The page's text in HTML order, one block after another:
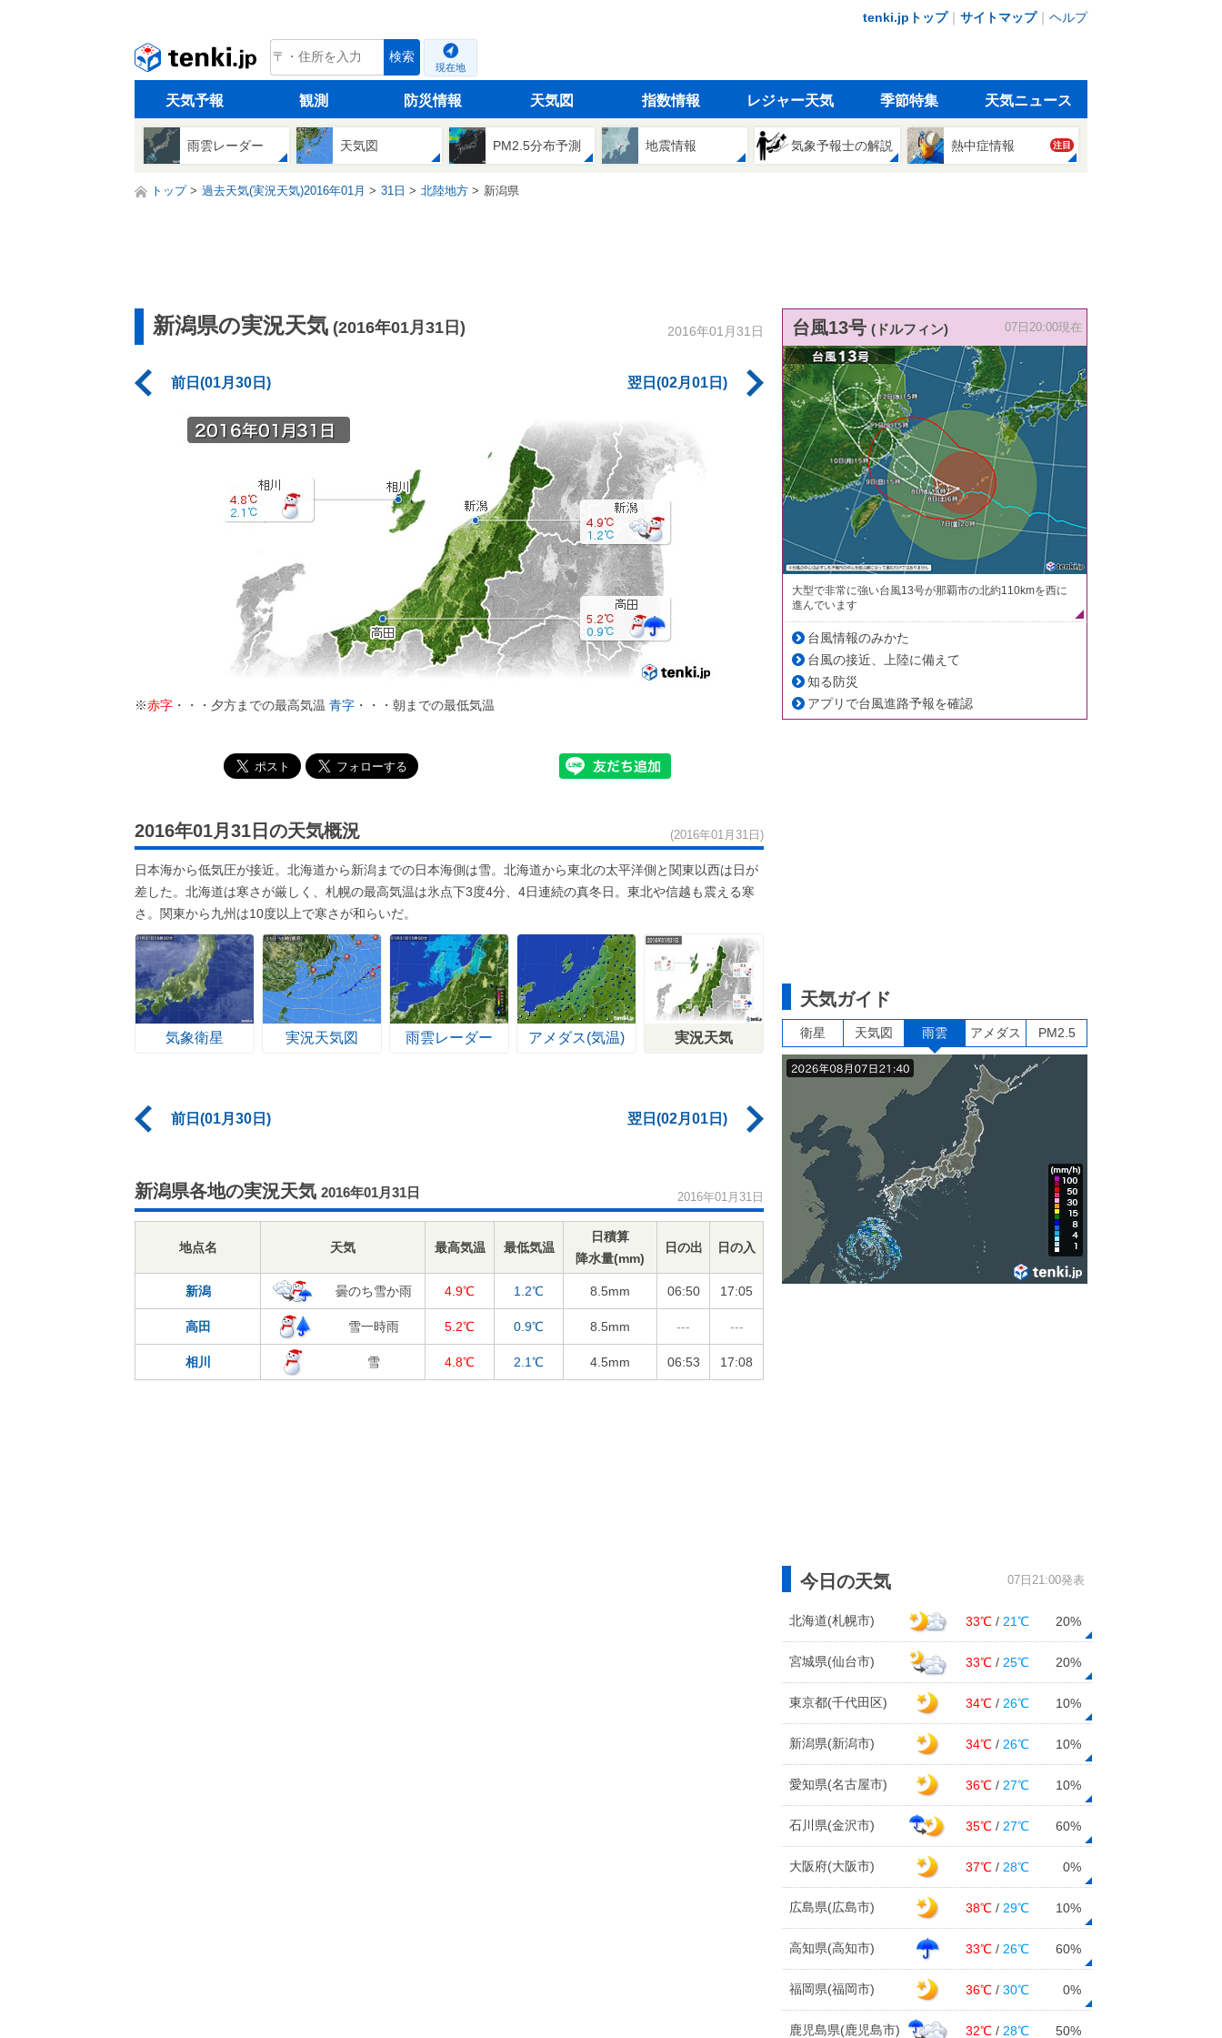
tenki.jpトップ｜ サイトマップ｜ ヘルプ
tenki.jp 検索
現在地
天気予報 観測 防災情報 天気図 指数情報 レジャー天気 季節特集 天気ニュース
雨雲レーダー 天気図 PM2.5分布予測 地震情報 気象予報士の解説 熱中症情報 注目
トップ 過去天気(実況天気)2016年01月 31日 北陸地方 新潟県
新潟県の実況天気 (2016年01月31日) 2016年01月31日
前日(01月30日) 翌日(02月01日)
※赤字 ・・・夕方までの最高気温 青字 ・・・朝までの最低気温
2016年01月31日の天気概況 (2016年01月31日)
日本海から低気圧が接近。北海道から新潟までの日本海側は雪。北海道から東北の太平洋側と関東以西は日が
差した。北海道は寒さが厳しく、札幌の最高気温は氷点下3度4分、4日連続の真冬日。東北や信越も震える寒
さ。関東から九州は10度以上で寒さが和らいだ。
気象衛星 実況天気図 雨雲レーダー アメダス(気温) 実況天気
前日(01月30日) 翌日(02月01日)
新潟県各地の実況天気 2016年01月31日 2016年01月31日
地点名 天気 最高気温 最低気温
日積算
降水量(mm)
日の出 日の入
新潟 曇のち雪か雨 4.9℃ 1.2℃ 8.5mm 06:50 17:05
高田 雪一時雨 5.2℃ 0.9℃ 8.5mm --- ---
相川 雪 4.8℃ 2.1℃ 4.5mm 06:53 17:08
台風13号 (ドルフィン) 07日20:00現在
大型で非常に強い台風13号が那覇市の北約110kmを西に
進んでいます
台風情報のみかた
台風の接近、上陸に備えて
知る防災
アプリで台風進路予報を確認
天気ガイド
衛星 天気図 雨雲 アメダス PM2.5
今日の天気 07日21:00発表
北海道(札幌市) 33℃ / 21℃ 20%
宮城県(仙台市) 33℃ / 25℃ 20%
東京都(千代田区) 34℃ / 26℃ 10%
新潟県(新潟市) 34℃ / 26℃ 10%
愛知県(名古屋市) 36℃ / 27℃ 10%
石川県(金沢市) 35℃ / 27℃ 60%
大阪府(大阪市) 37℃ / 28℃ 0%
広島県(広島市) 38℃ / 29℃ 10%
高知県(高知市) 33℃ / 26℃ 60%
福岡県(福岡市) 36℃ /30℃ 0%
鹿児島県(鹿児島市) 32℃ / 28℃ 50%